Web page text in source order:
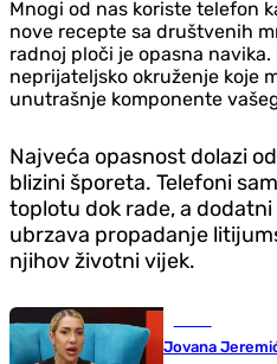
Mnogi od nas koriste telefon
nove recepte sa društvenih
radnoj ploči je opasna
neprijateljsko okruženje koje
unutrašnje komponente
Najveća opasnost dolazi
blizini šporeta. Telefoni
toplotu dok rade, a
ubrzava propadanje
njihov životni vijek.
Jovana